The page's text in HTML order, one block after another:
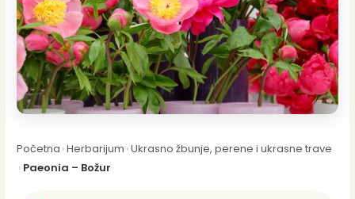
Početna ›Herbarijum ›Ukrasno žbunje, perene i ukrasne trave
› Paeonia – Božur